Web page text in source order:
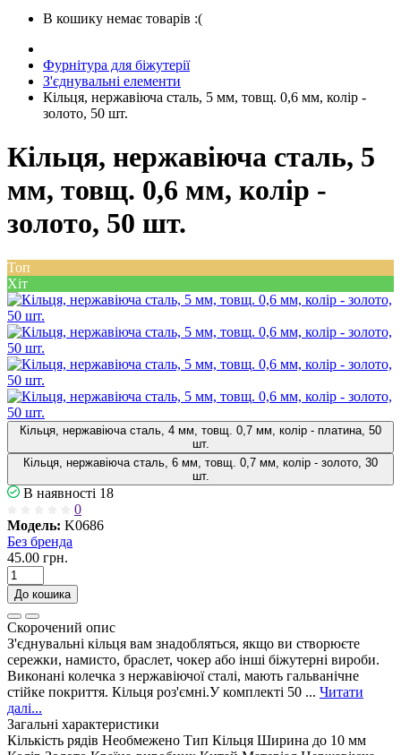
В кошику немає товарів :(
Фурнітура для біжутерії
З'єднувальні елементи
Кільця, нержавіюча сталь, 5 мм, товщ. 0,6 мм, колір -
золото, 50 шт.
Кільця, нержавіюча сталь, 5
мм, товщ. 0,6 мм, колір -
золото, 50 шт.
Топ
Хіт
Кільця, нержавіюча сталь, 4 мм, товщ. 0,7 мм, колір - платина, 50
шт.
Кільця, нержавіюча сталь, 6 мм, товщ. 0,7 мм, колір - золото, 30
шт.
В наявності 18
0
Модель: K0686
Без бренда
45.00 грн.
До кошика
Скорочений опис
З'єднувальні кільця вам знадобляться, якщо ви створюєте
сережки, намисто, браслет, чокер або інші біжутерні вироби.
Виконані колечка з нержавіючої сталі, мають гальванічне
стійке покриття. Кільця роз'ємні.У комплекті 50 ... Читати
далі...
Загальні характеристики
Кількість рядів Необмежено Тип Кільця Ширина до 10 мм